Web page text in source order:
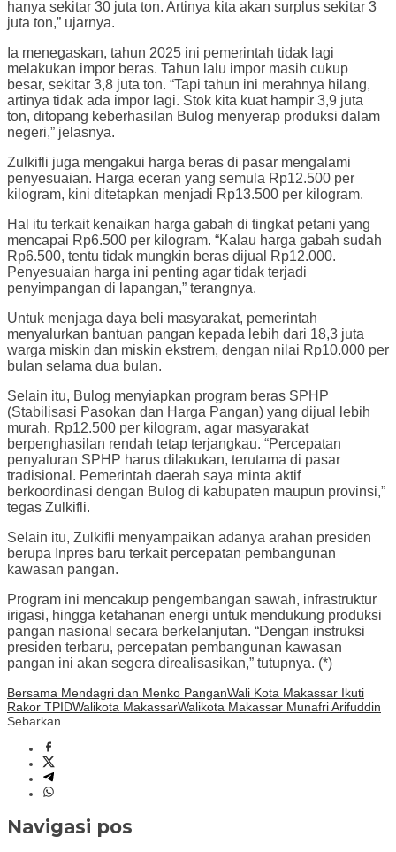
hanya sekitar 30 juta ton. Artinya kita akan surplus sekitar 3
juta ton,” ujarnya.
Ia menegaskan, tahun 2025 ini pemerintah tidak lagi
melakukan impor beras. Tahun lalu impor masih cukup
besar, sekitar 3,8 juta ton. “Tapi tahun ini merahnya hilang,
artinya tidak ada impor lagi. Stok kita kuat hampir 3,9 juta
ton, ditopang keberhasilan Bulog menyerap produksi dalam
negeri,” jelasnya.
Zulkifli juga mengakui harga beras di pasar mengalami
penyesuaian. Harga eceran yang semula Rp12.500 per
kilogram, kini ditetapkan menjadi Rp13.500 per kilogram.
Hal itu terkait kenaikan harga gabah di tingkat petani yang
mencapai Rp6.500 per kilogram. “Kalau harga gabah sudah
Rp6.500, tentu tidak mungkin beras dijual Rp12.000.
Penyesuaian harga ini penting agar tidak terjadi
penyimpangan di lapangan,” terangnya.
Untuk menjaga daya beli masyarakat, pemerintah
menyalurkan bantuan pangan kepada lebih dari 18,3 juta
warga miskin dan miskin ekstrem, dengan nilai Rp10.000 per
bulan selama dua bulan.
Selain itu, Bulog menyiapkan program beras SPHP
(Stabilisasi Pasokan dan Harga Pangan) yang dijual lebih
murah, Rp12.500 per kilogram, agar masyarakat
berpenghasilan rendah tetap terjangkau. “Percepatan
penyaluran SPHP harus dilakukan, terutama di pasar
tradisional. Pemerintah daerah saya minta aktif
berkoordinasi dengan Bulog di kabupaten maupun provinsi,”
tegas Zulkifli.
Selain itu, Zulkifli menyampaikan adanya arahan presiden
berupa Inpres baru terkait percepatan pembangunan
kawasan pangan.
Program ini mencakup pengembangan sawah, infrastruktur
irigasi, hingga ketahanan energi untuk mendukung produksi
pangan nasional secara berkelanjutan. “Dengan instruksi
presiden terbaru, percepatan pembangunan kawasan
pangan ini akan segera direalisasikan,” tutupnya. (*)
Bersama Mendagri dan Menko PanganWali Kota Makassar Ikuti
Rakor TPIDWalikota MakassarWalikota Makassar Munafri Arifuddin
Sebarkan
Navigasi pos